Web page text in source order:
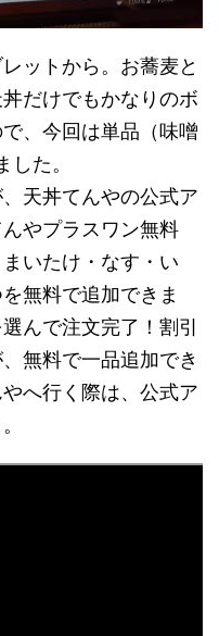
ットから。お蕎麦と
だけでもかなりのボ
、今回は単品（味噌
た。
天丼てんやの公式ア
やプラスワン無料
いたけ・なす・い
無料で追加できま
んで注文完了！割引
無料で一品追加でき
へ行く際は、公式ア